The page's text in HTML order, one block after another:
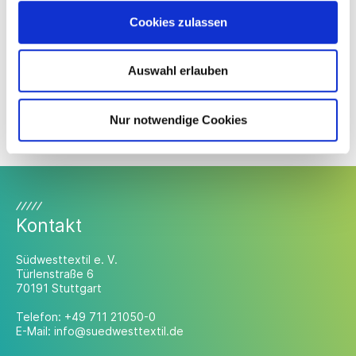
Cookies zulassen
Auswahl erlauben
Nur notwendige Cookies
fairer Cotonea-Stoffe durch namhafte Markenhersteller.
Gebr. Elmer & Zweifel GmbH & Co. KG
Kontakt
Südwesttextil e. V.
Türlenstraße 6
70191 Stuttgart
Telefon: +49 711 21050-0
E-Mail: info@suedwesttextil.de